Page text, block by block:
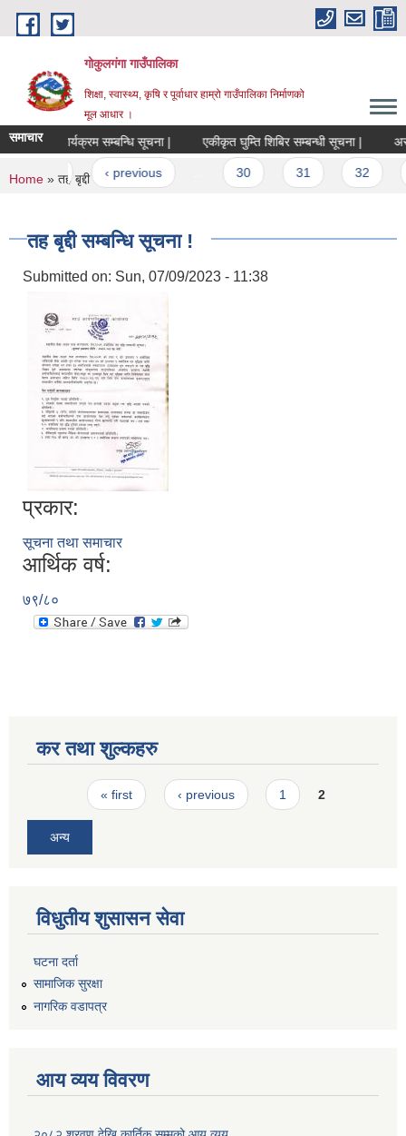
Skip to main content
गोकुलगंगा गाउँपालिका
शिक्षा, स्वास्थ्य, कृषि र पूर्वाधार हाम्रो गाउँपालिका निर्माणको
मूल आधार ।
समाचार
विकास कार्यक्रम सम्बन्धि सूचना | एकीकृत घुम्ति शिबिर सम्बन्धी सूचना |
‹ previous 30 31 32
You are here
Home » तह बृद्दी सम्बन्धि सूचना !
तह बृद्दी सम्बन्धि सूचना !
Submitted on: Sun, 07/09/2023 - 11:38
प्रकार:
सूचना तथा समाचार
आर्थिक वर्ष:
७९/८०
कर तथा शुल्कहरु
Pages« first ‹ previous 1 2
अन्य
विधुतीय शुसासन सेवा
घटना दर्ता
सामाजिक सुरक्षा
नागरिक वडापत्र
आय व्यय विवरण